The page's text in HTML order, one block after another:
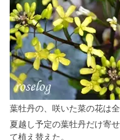
葉牡丹の、咲いた菜の花は全
夏越し予定の葉牡丹だけ寄
て植え替えた。